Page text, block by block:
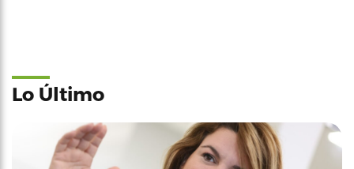
Lo Último